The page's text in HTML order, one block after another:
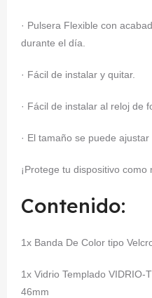
· Pulsera Flexible con
durante el día.
· Fácil de instalar y quitar.
· Fácil de instalar al reloj de
· El tamaño se puede
¡Protege tu dispositivo como
Contenido:
1x Banda De Color tipo
1x Vidrio Templado
46mm